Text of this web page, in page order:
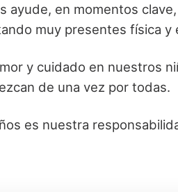
ayude, en momentos
muy presentes física
y cuidado en nuestros
de una vez por todas.
es nuestra